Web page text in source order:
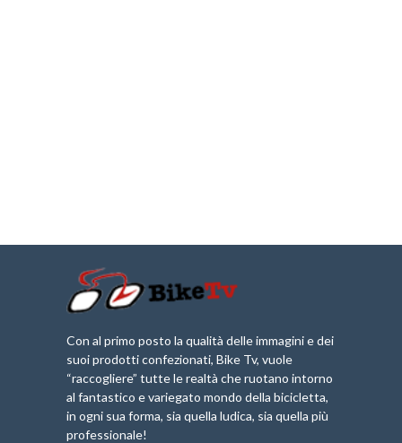
Con al primo posto la qualità delle immagini e dei
suoi prodotti confezionati, Bike Tv, vuole
“raccogliere” tutte le realtà che ruotano intorno
al fantastico e variegato mondo della bicicletta,
in ogni sua forma, sia quella ludica, sia quella più
professionale!